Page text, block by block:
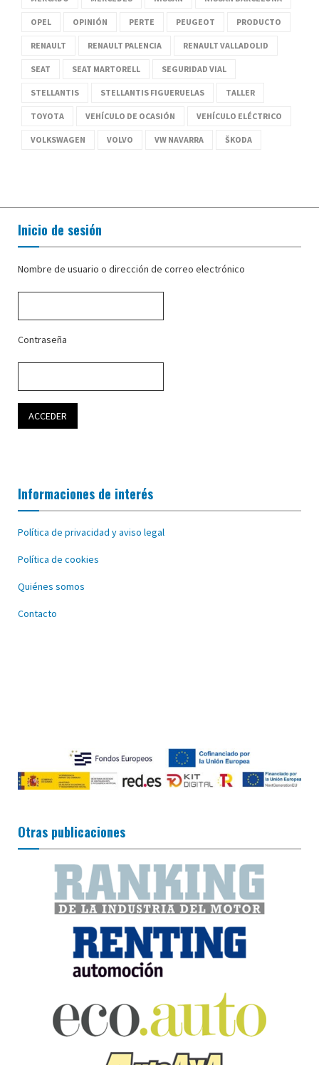
OPEL OPINIÓN PERTE PEUGEOT PRODUCTO
RENAULT RENAULT PALENCIA RENAULT VALLADOLID
SEAT SEAT MARTORELL SEGURIDAD VIAL
STELLANTIS STELLANTIS FIGUERUELAS TALLER
TOYOTA VEHÍCULO DE OCASIÓN VEHÍCULO ELÉCTRICO
VOLKSWAGEN VOLVO VW NAVARRA ŠKODA
Inicio de sesión
Nombre de usuario o dirección de correo electrónico
Contraseña
Informaciones de interés
Política de privacidad y aviso legal
Política de cookies
Quiénes somos
Contacto
Otras publicaciones